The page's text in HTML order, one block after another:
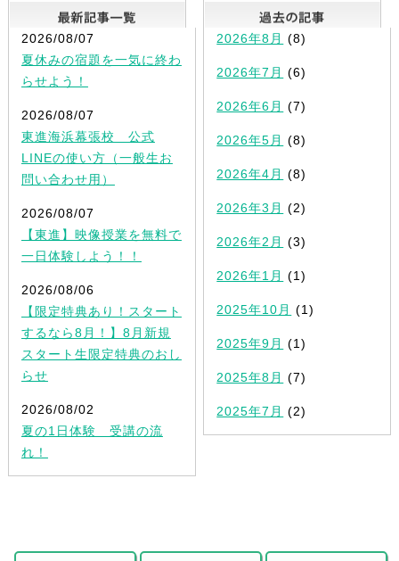
最新記事一覧
2026/08/07
夏休みの宿題を一気に終わ
らせよう！
2026/08/07
東進海浜幕張校 公式
LINEの使い方（一般生お
問い合わせ用）
2026/08/07
【東進】映像授業を無料で
一日体験しよう！！
2026/08/06
【限定特典あり！スタート
するなら8月！】8月新規
スタート生限定特典のおし
らせ
2026/08/02
夏の1日体験 受講の流
れ！
2026年8月 (8)
2026年7月 (6)
2026年6月 (7)
2026年5月 (8)
2026年4月 (8)
2026年3月 (2)
2026年2月 (3)
2026年1月 (1)
2025年10月 (1)
2025年9月 (1)
2025年8月 (7)
2025年7月 (2)